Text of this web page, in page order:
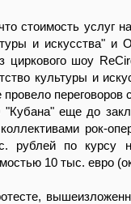
стоимость услуг
и искусства"
циркового шоу
культуры и
провело
еще до
рок-
рублей по курсу
10 тыс. евро